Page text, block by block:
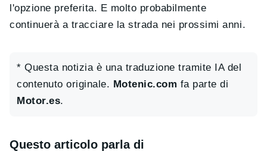
l'opzione preferita. E molto probabilmente
continuerà a tracciare la strada nei prossimi anni.
* Questa notizia è una traduzione tramite IA del
contenuto originale. Motenic.com fa parte di
Motor.es.
Questo articolo parla di